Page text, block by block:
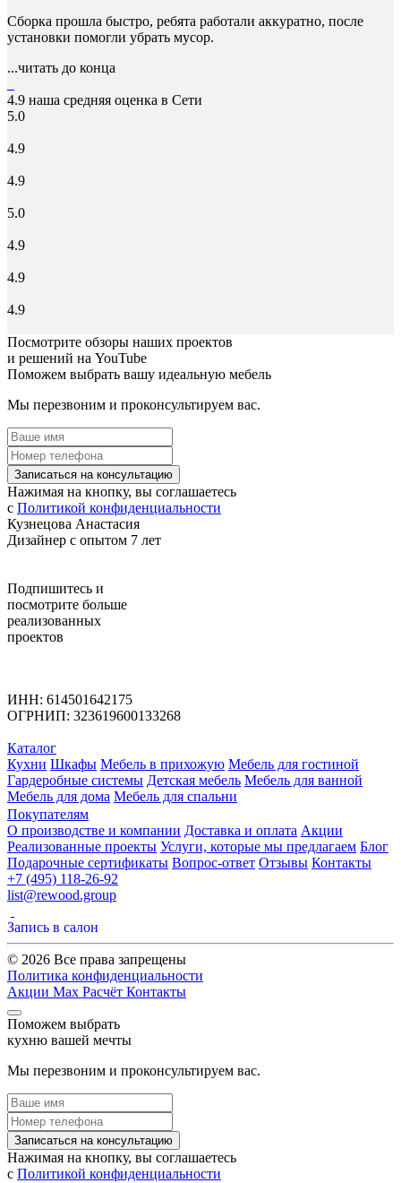
Сборка прошла быстро, ребята работали аккуратно, после
установки помогли убрать мусор.
...читать до конца
4.9 наша средняя оценка в Сети
5.0
4.9
4.9
5.0
4.9
4.9
4.9
Посмотрите обзоры наших проектов
и решений на YouTube
Поможем выбрать вашу идеальную мебель
Мы перезвоним и проконсультируем вас.
Записаться на консультацию
Нажимая на кнопку, вы соглашаетесь
с Политикой конфиденциальности
Кузнецова Анастасия
Дизайнер с опытом 7 лет
Подпишитесь и
посмотрите больше
реализованных
проектов
ИНН: 614501642175
ОГРНИП: 323619600133268
Каталог
Кухни Шкафы Мебель в прихожую Мебель для гостиной
Гардеробные системы Детская мебель Мебель для ванной
Мебель для дома Мебель для спальни
Покупателям
О производстве и компании Доставка и оплата Акции
Реализованные проекты Услуги, которые мы предлагаем Блог
Подарочные сертификаты Вопрос-ответ Отзывы Контакты
+7 (495) 118-26-92
list@rewood.group
Запись в салон
© 2026 Все права запрещены
Политика конфиденциальности
Акции Max Расчёт Контакты
Поможем выбрать
кухню вашей мечты
Мы перезвоним и проконсультируем вас.
Записаться на консультацию
Нажимая на кнопку, вы соглашаетесь
с Политикой конфиденциальности